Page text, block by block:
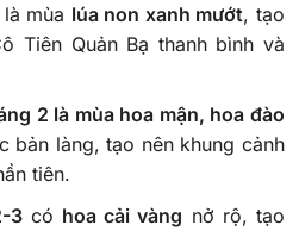
là mùa lúa non xanh mướt, tạo
Tiên Quản Bạ thanh bình và
2 là mùa hoa mận, hoa đào
bản làng, tạo nên khung cảnh
tiên.
3có hoa cải vàng nở rộ, tạo